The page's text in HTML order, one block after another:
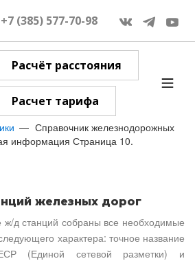
+7 (385) 577-70-98
Расчёт расстояния
Расчет тарифа
Справочник железнодорожных
информация Страница 10.
железных дорог
ж/д станций собраны все необходимые
характера: точное название
(Единой сетевой разметки) и